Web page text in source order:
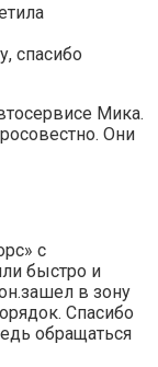
спасибо
Мика.
Они
с
быстро и
в зону
Спасибо
обращаться